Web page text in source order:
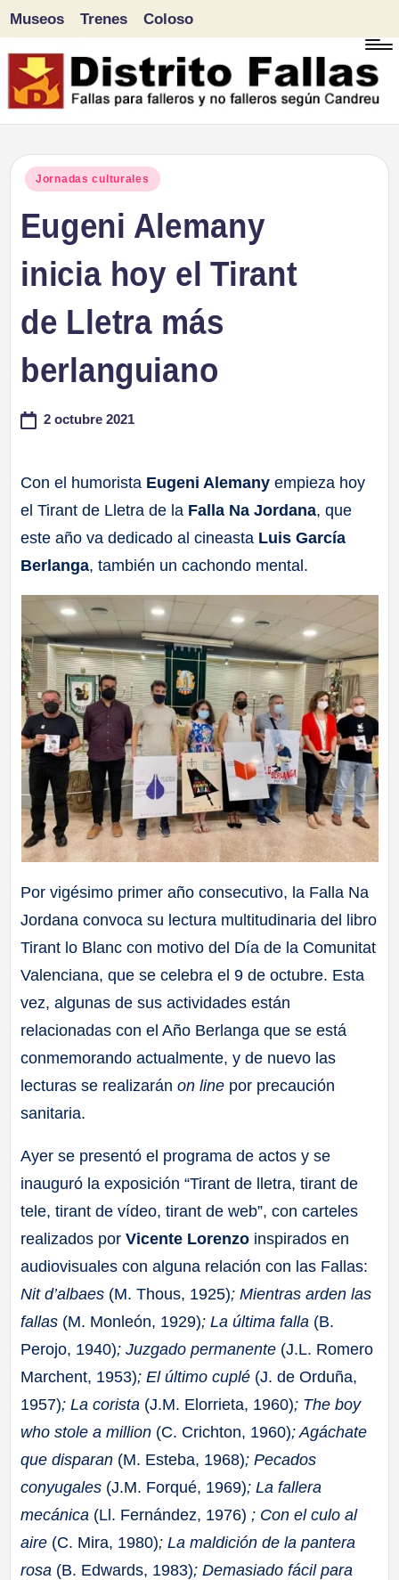
Saltar
al
Museos Trenes Coloso
Publicado
Jornadas culturales
Eugeni Alemany
inicia hoy el Tirant
de Lletra más
berlanguiano
2 octubre 2021
Con el humorista Eugeni Alemany empieza hoy
el Tirant de Lletra de la Falla Na Jordana, que
este año va dedicado al cineasta Luis García
Berlanga, también un cachondo mental.
Por vigésimo primer año consecutivo, la Falla Na
Jordana convoca su lectura multitudinaria del libro
Tirant lo Blanc con motivo del Día de la Comunitat
Valenciana, que se celebra el 9 de octubre. Esta
vez, algunas de sus actividades están
relacionadas con el Año Berlanga que se está
conmemorando actualmente, y de nuevo las
lecturas se realizaránon line por precaución
sanitaria.
Ayer se presentó el programa de actos y se
inauguró la exposición “Tirant de lletra, tirant de
tele, tirant de vídeo, tirant de web”, con carteles
realizados porVicente Lorenzo inspirados en
audiovisuales con alguna relación con las Fallas:
Nit d’albaes (M. Thous, 1925); Mientras arden las
fallas (M. Monleón, 1929); La última falla (B.
Perojo, 1940); Juzgado permanente (J.L. Romero
Marchent, 1953); El último cuplé (J. de Orduña,
1957); La corista (J.M. Elorrieta, 1960); The boy
who stole a million (C. Crichton, 1960); Agáchate
que disparan (M. Esteba, 1968); Pecados
conyugales (J.M. Forqué, 1969); La fallera
mecánica (Ll. Fernández, 1976) ; Con el culo al
aire (C. Mira, 1980); La maldición de la pantera
rosa (B. Edwards, 1983); Demasiado fácil para